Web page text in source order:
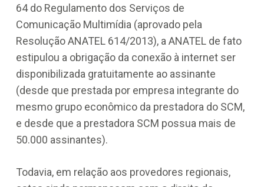
64 do Regulamento dos Serviços de
Comunicação Multimídia (aprovado pela
Resolução ANATEL 614/2013), a ANATEL de fato
estipulou a obrigação da conexão à internet ser
disponibilizada gratuitamente ao assinante
(desde que prestada por empresa integrante do
mesmo grupo econômico da prestadora do SCM,
e desde que a prestadora SCM possua mais de
50.000 assinantes).
Todavia, em relação aos provedores regionais,